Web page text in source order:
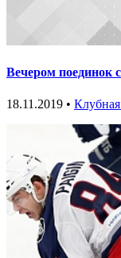
Вечером поединок
18.11.2019 •